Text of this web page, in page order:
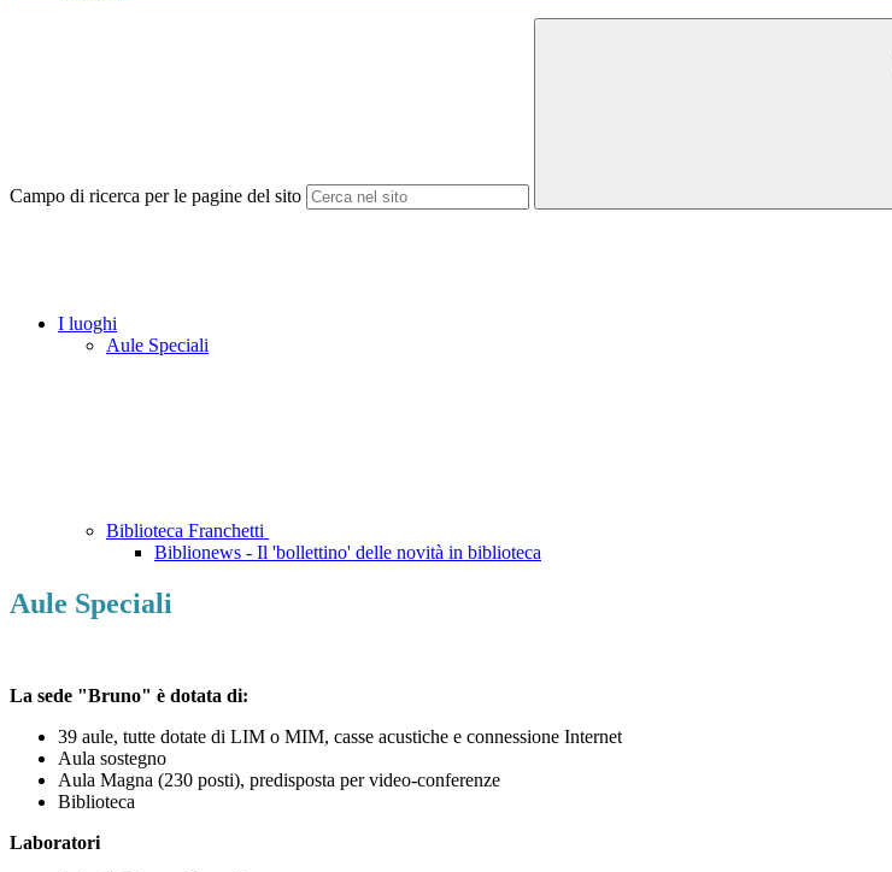
Campo di ricerca per le pagine del sito
I luoghi
Aule Speciali
Biblioteca Franchetti
Biblionews - Il 'bollettino' delle novità in biblioteca
Aule Speciali
La sede "Bruno" è dotata di:
39 aule, tutte dotate di LIM o MIM, casse acustiche e connessione Internet
Aula sostegno
Aula Magna (230 posti), predisposta per video-conferenze
Biblioteca
Laboratori